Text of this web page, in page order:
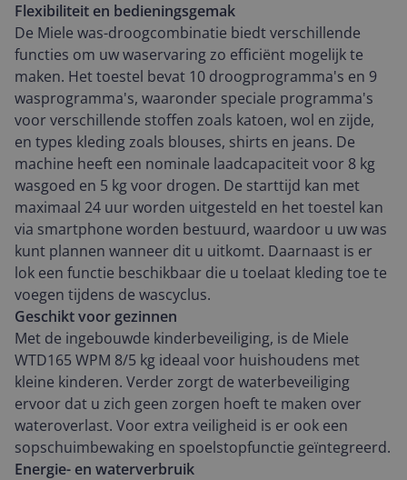
Flexibiliteit en bedieningsgemak
De Miele was-droogcombinatie biedt verschillende
functies om uw waservaring zo efficiënt mogelijk te
maken. Het toestel bevat 10 droogprogramma's en 9
wasprogramma's, waaronder speciale programma's
voor verschillende stoffen zoals katoen, wol en zijde,
en types kleding zoals blouses, shirts en jeans. De
machine heeft een nominale laadcapaciteit voor 8 kg
wasgoed en 5 kg voor drogen. De starttijd kan met
maximaal 24 uur worden uitgesteld en het toestel kan
via smartphone worden bestuurd, waardoor u uw was
kunt plannen wanneer dit u uitkomt. Daarnaast is er
lok een functie beschikbaar die u toelaat kleding toe te
voegen tijdens de wascyclus.
Geschikt voor gezinnen
Met de ingebouwde kinderbeveiliging, is de Miele
WTD165 WPM 8/5 kg ideaal voor huishoudens met
kleine kinderen. Verder zorgt de waterbeveiliging
ervoor dat u zich geen zorgen hoeft te maken over
wateroverlast. Voor extra veiligheid is er ook een
sopschuimbewaking en spoelstopfunctie geïntegreerd.
Energie- en waterverbruik